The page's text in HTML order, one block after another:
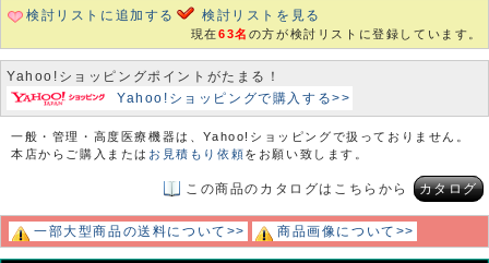
検討リストに追加する 検討リストを見る
現在63名 の方が検討リストに登録しています。
Yahoo!ショッピングポイントがたまる！
Yahoo!ショッピングで購入する>>
一般・管理・高度医療機器は、Yahoo!ショッピングで扱っておりません。
本店からご購入または お見積もり依頼をお願い致します。
この商品のカタログはこちらから カタログ
一部大型商品の送料について>> 商品画像について>>